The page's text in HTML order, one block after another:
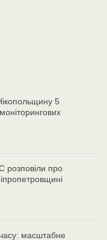
5
розповіли про
масштабне